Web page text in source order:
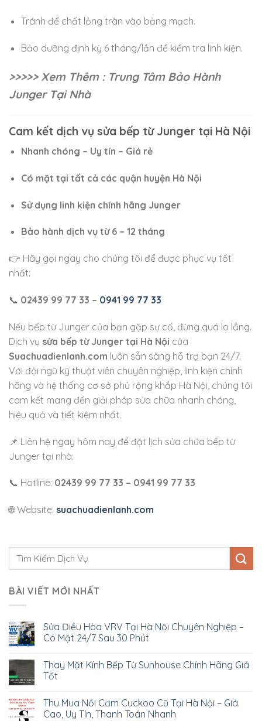
Tránh để chất lỏng tràn vào bảng mạch.
Bảo dưỡng định kỳ 6 tháng/lần để kiểm tra linh kiện.
>>>>> Xem Thêm : Trung Tâm Bảo Hành
Junger Tại Nhà
Cam kết dịch vụ sửa bếp từ Junger tại Hà Nội
Nhanh chóng – Uy tín – Giá rẻ
Có mặt tại tất cả các quận huyện Hà Nội
Sử dụng linh kiện chính hãng Junger
Bảo hành dịch vụ từ 6 – 12 tháng
👉 Hãy gọi ngay cho chúng tôi để được phục vụ tốt
nhất:
📞 02439 99 77 33 – 0941 99 77 33
Nếu bếp từ Junger của bạn gặp sự cố, đừng quá lo lắng.
Dịch vụ sửa bếp từ Junger tại Hà Nội của
Suachuadienlanh.com luôn sẵn sàng hỗ trợ bạn 24/7.
Với đội ngũ kỹ thuật viên chuyên nghiệp, linh kiện chính
hãng và hệ thống cơ sở phủ rộng khắp Hà Nội, chúng tôi
cam kết mang đến giải pháp sửa chữa nhanh chóng,
hiệu quả và tiết kiệm nhất.
📌 Liên hệ ngay hôm nay để đặt lịch sửa chữa bếp từ
Junger tại nhà:
📞 Hotline: 02439 99 77 33 – 0941 99 77 33
🌐 Website: suachuadienlanh.com
BÀI VIẾT MỚI NHẤT
Sửa Điều Hòa VRV Tại Hà Nội Chuyên Nghiệp –
Có Mặt 24/7 Sau 30 Phút
Thay Mặt Kính Bếp Từ Sunhouse Chính Hãng Giá
Tốt
Thu Mua Nồi Cơm Cuckoo Cũ Tại Hà Nội – Giá
Cao, Uy Tín, Thanh Toán Nhanh